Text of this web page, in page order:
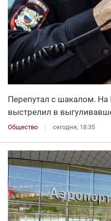
Перепутал с шакалом. На
выстрелил в
Общество сегодня, 18:35